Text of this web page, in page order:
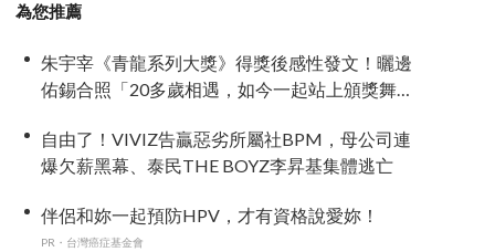
為您推薦
朱宇宰《青龍系列大獎》得獎後感性發文！曬邊
佑錫合照「20多歲相遇，如今一起站上頒獎舞
自由了！VIVIZ告贏惡劣所屬社BPM，母公司連
爆欠薪黑幕、泰民THE BOYZ李昇基集體逃亡
伴侶和妳一起預防HPV，才有資格說愛妳！
PR・台灣癌症基金會